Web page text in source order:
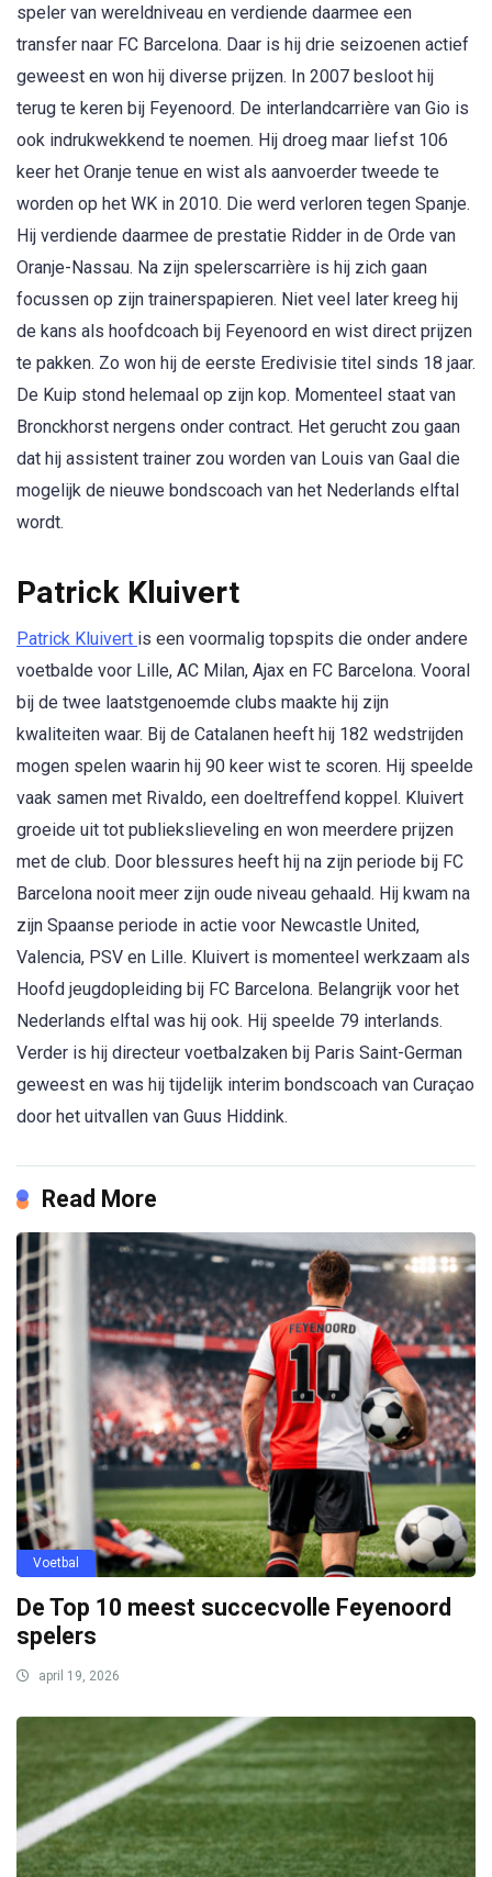
speler van wereldniveau en verdiende daarmee een
transfer naar FC Barcelona. Daar is hij drie seizoenen actief
geweest en won hij diverse prijzen. In 2007 besloot hij
terug te keren bij Feyenoord. De interlandcarrière van Gio is
ook indrukwekkend te noemen. Hij droeg maar liefst 106
keer het Oranje tenue en wist als aanvoerder tweede te
worden op het WK in 2010. Die werd verloren tegen Spanje.
Hij verdiende daarmee de prestatie Ridder in de Orde van
Oranje-Nassau. Na zijn spelerscarrière is hij zich gaan
focussen op zijn trainerspapieren. Niet veel later kreeg hij
de kans als hoofdcoach bij Feyenoord en wist direct prijzen
te pakken. Zo won hij de eerste Eredivisie titel sinds 18 jaar.
De Kuip stond helemaal op zijn kop. Momenteel staat van
Bronckhorst nergens onder contract. Het gerucht zou gaan
dat hij assistent trainer zou worden van Louis van Gaal die
mogelijk de nieuwe bondscoach van het Nederlands elftal
wordt.
Patrick Kluivert
Patrick Kluivert is een voormalig topspits die onder andere
voetbalde voor Lille, AC Milan, Ajax en FC Barcelona. Vooral
bij de twee laatstgenoemde clubs maakte hij zijn
kwaliteiten waar. Bij de Catalanen heeft hij 182 wedstrijden
mogen spelen waarin hij 90 keer wist te scoren. Hij speelde
vaak samen met Rivaldo, een doeltreffend koppel. Kluivert
groeide uit tot publiekslieveling en won meerdere prijzen
met de club. Door blessures heeft hij na zijn periode bij FC
Barcelona nooit meer zijn oude niveau gehaald. Hij kwam na
zijn Spaanse periode in actie voor Newcastle United,
Valencia, PSV en Lille. Kluivert is momenteel werkzaam als
Hoofd jeugdopleiding bij FC Barcelona. Belangrijk voor het
Nederlands elftal was hij ook. Hij speelde 79 interlands.
Verder is hij directeur voetbalzaken bij Paris Saint-German
geweest en was hij tijdelijk interim bondscoach van Curaçao
door het uitvallen van Guus Hiddink.
Read More
Voetbal
De Top 10 meest succecvolle Feyenoord
spelers
april 19, 2026